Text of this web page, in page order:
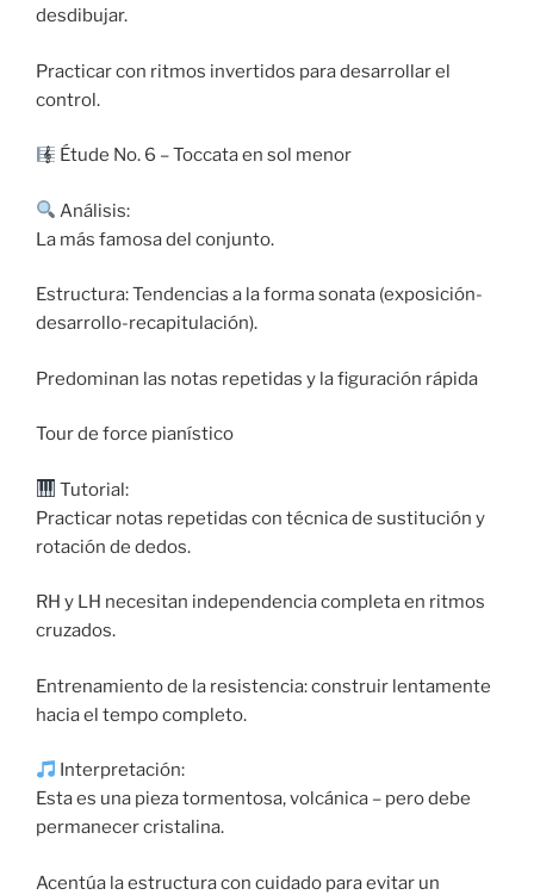
desdibujar.
Practicar con ritmos invertidos para desarrollar el
control.
Étude No. 6 – Toccata en sol menor
Análisis:
La más famosa del conjunto.
Estructura: Tendencias a la forma sonata (exposición-
desarrollo-recapitulación).
Predominan las notas repetidas y la figuración rápida
Tour de force pianístico
Tutorial:
Practicar notas repetidas con técnica de sustitución y
rotación de dedos.
RH y LH necesitan independencia completa en ritmos
cruzados.
Entrenamiento de la resistencia: construir lentamente
hacia el tempo completo.
Interpretación:
Esta es una pieza tormentosa, volcánica – pero debe
permanecer cristalina.
Acentúa la estructura con cuidado para evitar un